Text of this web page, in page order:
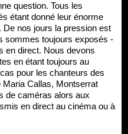
question. Tous les
étant donné leur énorme
nos jours la pression est
sommes toujours exposés -
en direct. Nous devons
en étant toujours au
pour les chanteurs des
Callas, Montserrat
de caméras alors aux
en direct au cinéma ou à